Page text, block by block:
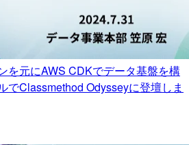
を元にAWS CDKでデータ基盤を構
でClassmethod Odysseyに登壇しま